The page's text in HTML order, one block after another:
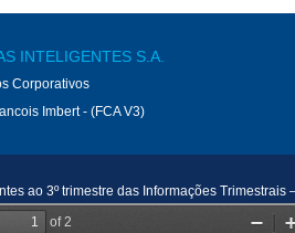
INTELIGENTES S.A.
Corporativos
Imbert - (FCA V3)
ao 3º trimestre das Informações